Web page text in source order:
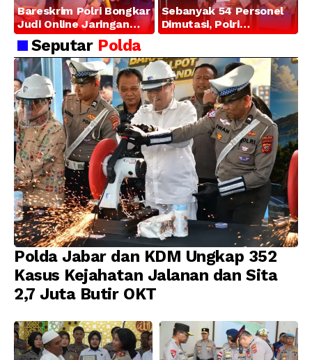
Bareskrim Polri Bongkar
Judi Online Jaringan
Internasional di Jakarta
Barat, 321 WNA
Diamankan
Sebanyak 54 Personel
Dimutasi, Polri
Tegaskan Komitmen
Profesionalisme
Seputar Polda
Polda Jabar dan KDM Ungkap 352
Kasus Kejahatan Jalanan dan Sita
2,7 Juta Butir OKT